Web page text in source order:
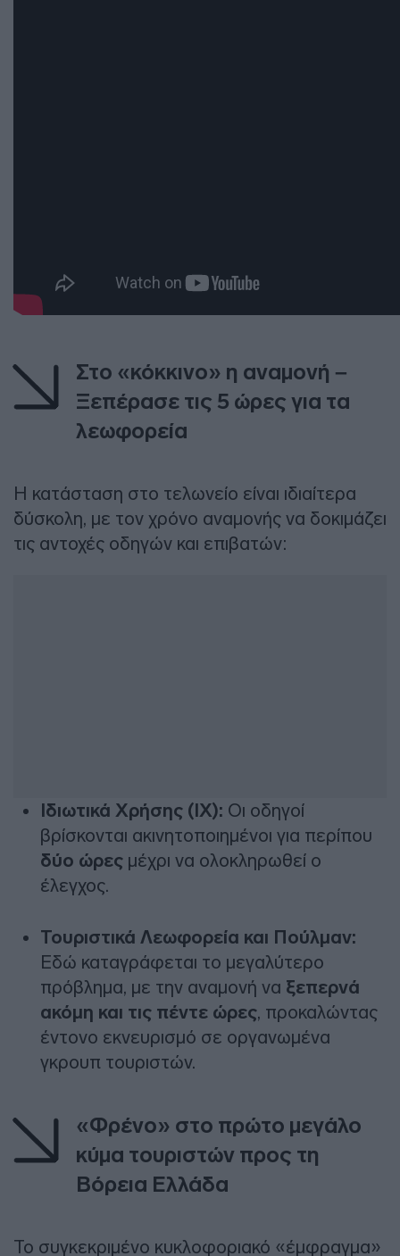
Στο «κόκκινο» η αναμονή –
Ξεπέρασε τις 5 ώρες για τα
λεωφορεία
Η κατάσταση στο τελωνείο είναι ιδιαίτερα
δύσκολη, με τον χρόνο αναμονής να δοκιμάζει
τις αντοχές οδηγών και επιβατών:
Ιδιωτικά Χρήσης (ΙΧ): Οι οδηγοί
βρίσκονται ακινητοποιημένοι για περίπου
δύο ώρες μέχρι να ολοκληρωθεί ο
έλεγχος.
Τουριστικά Λεωφορεία και Πούλμαν:
Εδώ καταγράφεται το μεγαλύτερο
πρόβλημα, με την αναμονή να ξεπερνά
ακόμη και τις πέντε ώρες, προκαλώντας
έντονο εκνευρισμό σε οργανωμένα
γκρουπ τουριστών.
«Φρένο» στο πρώτο μεγάλο
κύμα τουριστών προς τη
Βόρεια Ελλάδα
Το συγκεκριμένο κυκλοφοριακό «έμφραγμα»